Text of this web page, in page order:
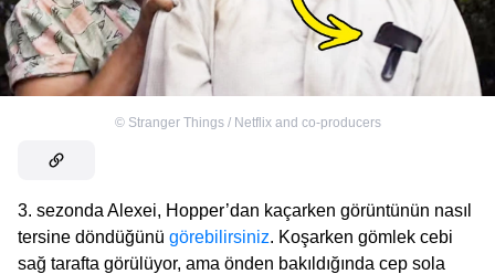
© Stranger Things / Netflix and co-producers
3. sezonda Alexei, Hopper’dan kaçarken görüntünün nasıl
tersine döndüğünü görebilirsiniz. Koşarken gömlek cebi
sağ tarafta görülüyor, ama önden bakıldığında cep sola